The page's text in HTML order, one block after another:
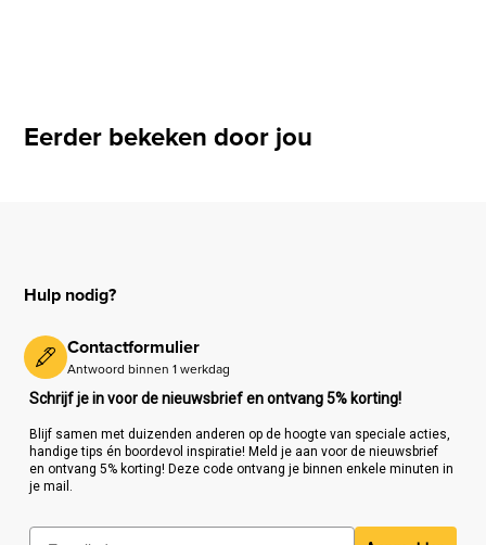
Eerder bekeken door jou
Hulp nodig?
Contactformulier
Antwoord binnen 1 werkdag
Schrijf je in voor de nieuwsbrief en ontvang 5% korting!
Blijf samen met duizenden anderen op de hoogte van speciale acties,
handige tips én boordevol inspiratie! Meld je aan voor de nieuwsbrief
en ontvang 5% korting! Deze code ontvang je binnen enkele minuten in
je mail.